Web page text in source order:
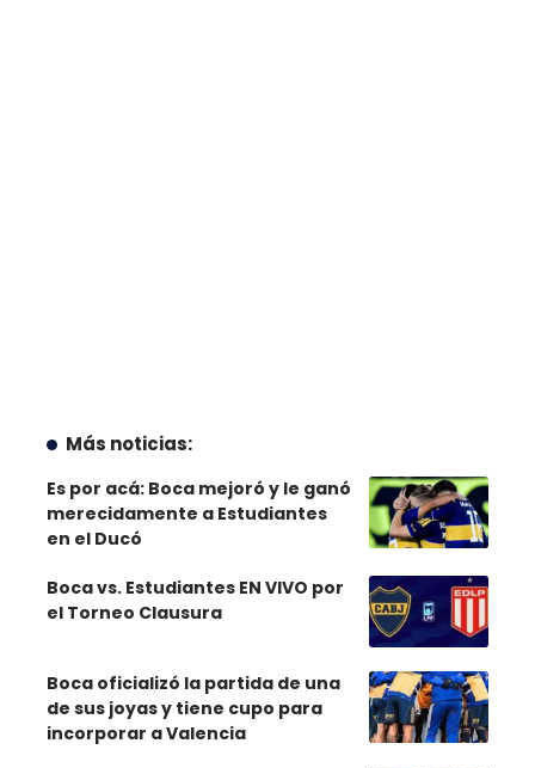
Más noticias:
Es por acá: Boca mejoró y le ganó
merecidamente a Estudiantes
en el Ducó
Boca vs. Estudiantes EN VIVO por
el Torneo Clausura
Boca oficializó la partida de una
de sus joyas y tiene cupo para
incorporar a Valencia